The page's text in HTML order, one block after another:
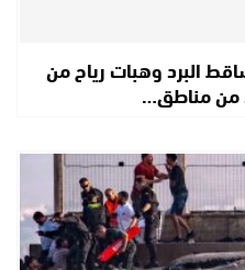
البرد وهبات رياح من
من مناطق…